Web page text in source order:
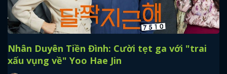
Nhân Duyên Tiền Đình: Cười tẹt ga với "trai
xấu vụng về" Yoo Hae Jin